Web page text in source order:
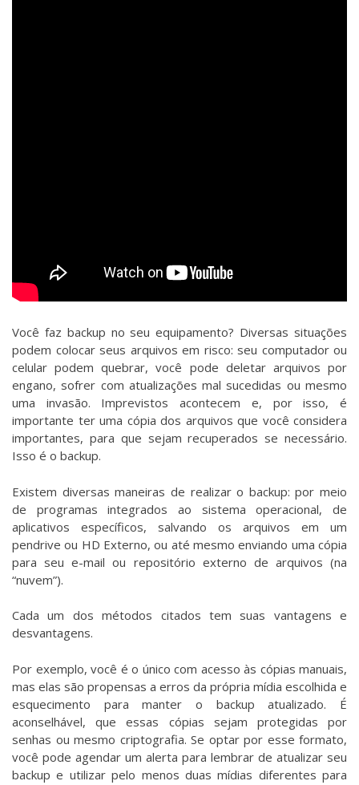
Você faz backup no seu equipamento? Diversas situações
podem colocar seus arquivos em risco: seu computador ou
celular podem quebrar, você pode deletar arquivos por
engano, sofrer com atualizações mal sucedidas ou mesmo
uma invasão. Imprevistos acontecem e, por isso, é
importante ter uma cópia dos arquivos que você considera
importantes, para que sejam recuperados se necessário.
Isso é o backup.
Existem diversas maneiras de realizar o backup: por meio
de programas integrados ao sistema operacional, de
aplicativos específicos, salvando os arquivos em um
pendrive ou HD Externo, ou até mesmo enviando uma cópia
para seu e-mail ou repositório externo de arquivos (na
“nuvem”).
Cada um dos métodos citados tem suas vantagens e
desvantagens.
Por exemplo, você é o único com acesso às cópias manuais,
mas elas são propensas a erros da própria mídia escolhida e
esquecimento para manter o backup atualizado. É
aconselhável, que essas cópias sejam protegidas por
senhas ou mesmo criptografia. Se optar por esse formato,
você pode agendar um alerta para lembrar de atualizar seu
backup e utilizar pelo menos duas mídias diferentes para